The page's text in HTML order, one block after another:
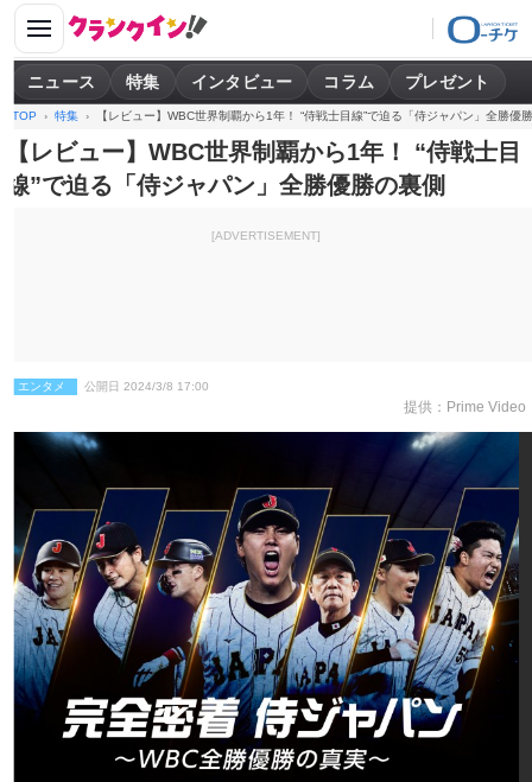
ニュース 特集 インタビュー コラム プレゼント
TOP 特集 【レビュー】WBC世界制覇から1年！ “侍戦士目線”で迫る「侍ジャパン」全勝優
【レビュー】WBC世界制覇から1年！ “侍戦士目
線”で迫る「侍ジャパン」全勝優勝の裏側
[ADVERTISEMENT]
エンタメ 公開日 2024/3/8 17:00
提供：Prime Video